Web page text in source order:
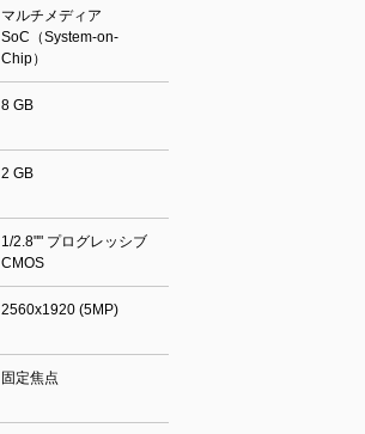
マルチメディア
SoC（System-on-
Chip）
8 GB
2 GB
1/2.8"" プログレッシブ
CMOS
2560x1920 (5MP)
固定焦点